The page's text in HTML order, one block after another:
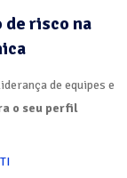
de risco na
de equipes e
o seu perfil